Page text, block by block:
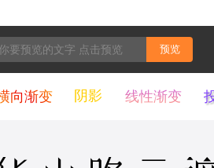
预览
向渐变 阴影 线性渐变